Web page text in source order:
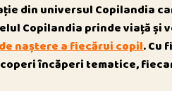
din universul Copilandia
Copilandia prinde viață și
naștere a fiecărui copil. Cu
încăperi tematice,